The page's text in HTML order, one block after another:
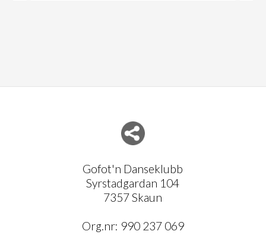
Gofot'n Danseklubb
Syrstadgardan 104
7357 Skaun
Org.nr: 990 237 069